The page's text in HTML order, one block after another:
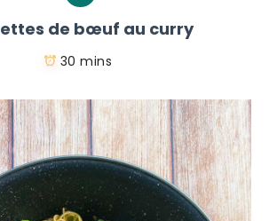
de bœuf au curry
30 mins